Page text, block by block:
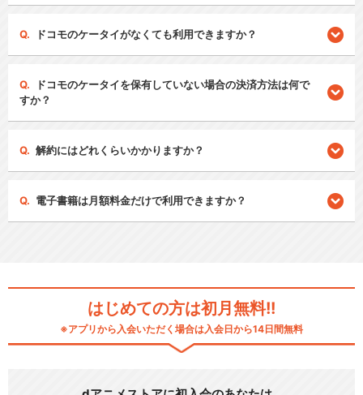
ドコモのケータイがなくても利用できますか？
ドコモのケータイを保有していない場合の決済方法は何で
すか？
解約にはどれくらいかかりますか？
電子書籍は月額料金だけで利用できますか？
はじめての方は初月無料!!
※アプリから入会いただく場合は入会日から14日間無料